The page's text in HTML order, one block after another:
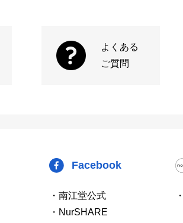
よくある
ご質問
Facebook
・南江堂公式
・NurSHARE